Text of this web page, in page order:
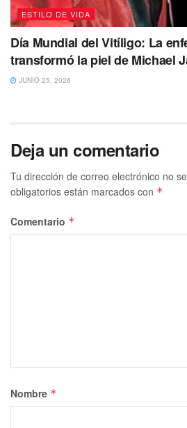
ESTILO DE VIDA
Día Mundial del Vitíligo: La
transformó la piel de Michael
JUNIO 25, 2026
Deja un comentario
Tu dirección de correo electrónico no
obligatorios están marcados con *
Comentario *
Nombre *